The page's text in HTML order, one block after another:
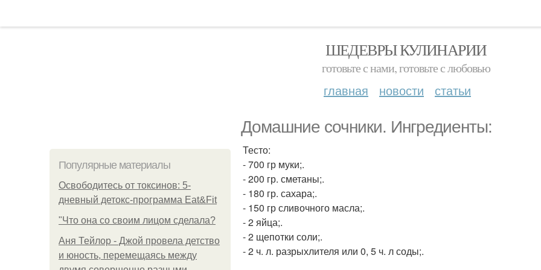
ШЕДЕВРЫ КУЛИНАРИИ
готовьте с нами, готовьте с любовью
главная новости статьи
Домашние сочники. Ингредиенты:
Популярные материалы
Освободитесь от токсинов: 5-
дневный детокс-программа Eat&Fit
"Что она со своим лицом сделала?
Аня Тейлор - Джой провела детство
и юность, перемещаясь между
Тесто:
- 700 гр муки;.
- 200 гр. сметаны;.
- 180 гр. сахара;.
- 150 гр сливочного масла;.
- 2 яйца;.
- 2 щепотки соли;.
- 2 ч. л. разрыхлителя или 0, 5 ч. л соды;.